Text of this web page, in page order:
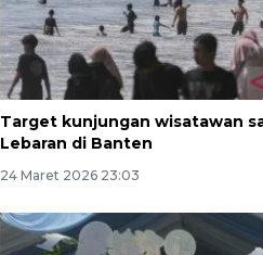
Target kunjungan wisatawan
Lebaran di Banten
24 Maret 2026 23:03